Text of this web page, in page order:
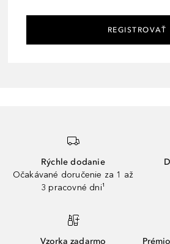
REGISTROVAŤ
Rýchle dodanie
Očakávané doručenie za 1 až
3 pracovné dni¹
Vzorka zadarmo